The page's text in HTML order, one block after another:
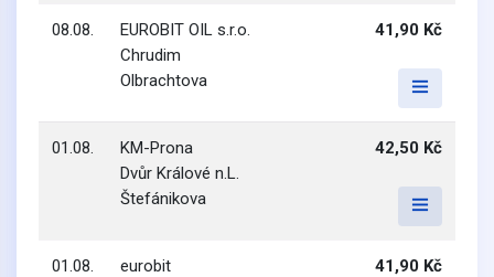
08.08.
EUROBIT OIL s.r.o.
Chrudim
Olbrachtova
41,90 Kč
01.08.
KM-Prona
Dvůr Králové n.L.
Štefánikova
42,50 Kč
01.08.
eurobit
41,90 Kč